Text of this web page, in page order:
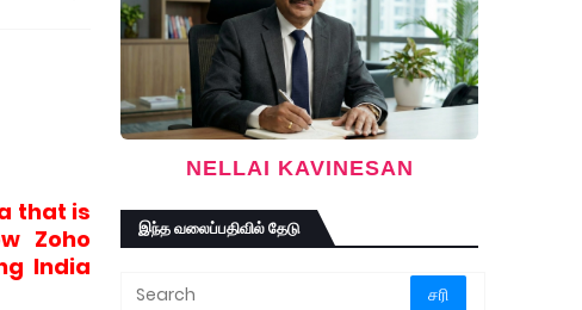
that is
Zoho
India
NELLAI KAVINESAN
இந்த வலைப்பதிவில் தேடு